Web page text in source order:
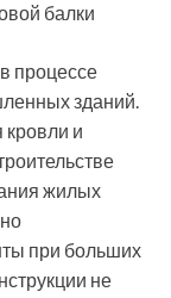
балки
процессе
зданий.
кровли и
жилых
при больших
не